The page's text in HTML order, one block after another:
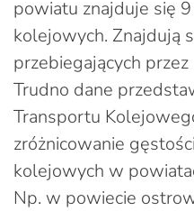
powiatu znajduje się
kolejowych. Znajdują
przebiegających
Trudno dane
Transportu
zróżnicowanie
kolejowych w
Np. w powiecie